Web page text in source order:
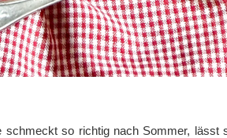
schmeckt so richtig nach Sommer, lässt